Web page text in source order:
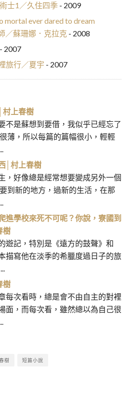
士1／久住四季 - 2009
mortal ever dared to dream
／蘇珊娜．克拉克 - 2008
2007
旅行／夏宇 - 2007
村上春樹
是蘇想到要借，我似乎已經忘了
，所以每篇的篇幅很小，輕輕
│村上春樹
，好像總是經常想要變成另外一個
到新的地方，過新的生活，在那
進學校來死不可呢？你說，寮國到
樹
遊記，特別是《遠方的鼓聲》和
描寫他在淡季的希臘度過日子的旅
樹
每次看時，總是會不由自主的對裡
面，而每次看，雖然總以為自己很
樹 短篇小說